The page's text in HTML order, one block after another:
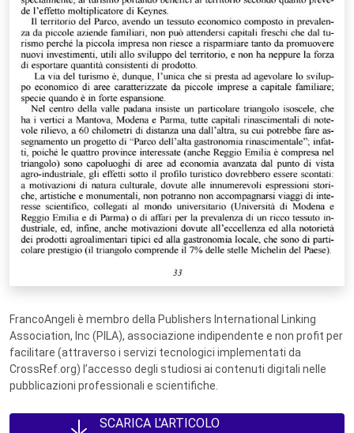
FrancoAngeli è membro della Publishers International Linking
Association, Inc (PILA), associazione indipendente e non profit per
facilitare (attraverso i servizi tecnologici implementati da
CrossRef.org) l’accesso degli studiosi ai contenuti digitali nelle
pubblicazioni professionali e scientifiche.
SCARICA L'ARTICOLO